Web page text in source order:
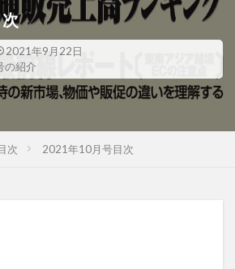
2021年9月22日
の紹介
次 2021年10月号目次